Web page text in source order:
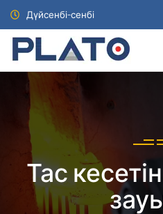
Дүйсенбі-сенбі
Тас